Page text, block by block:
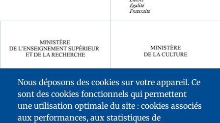
Nous déposons des cookies sur votre appareil. Ce
sont des cookies fonctionnels qui permettent
une utilisation optimale du site : cookies associés
aux performances, aux statistiques de